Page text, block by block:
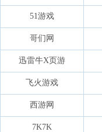
51游戏
哥们网
迅雷牛X页游
飞火游戏
西游网
7K7K